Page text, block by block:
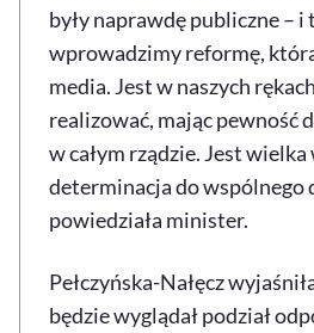
były naprawdę publiczne – i
wprowadzimy reformę,
media. Jest w naszych
realizować, mając pewność
w całym rządzie. Jest wielka
determinacja do wspólnego
powiedziała minister.
Pełczyńska-Nałęcz
będzie wyglądał podział